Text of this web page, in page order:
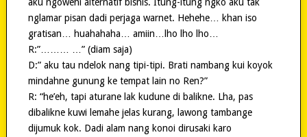
nglamar pisan dadi perjaga warnet. Hehehe… khan iso
gratisan… huahahaha… amiin…lho lho lho…
R:”……… …” (diam saja)
D:” aku tau ndelok nang tipi-tipi. Brati nambang kui koyok
mindahne gunung ke tempat lain no Ren?”
R: “he’eh, tapi aturane lak kudune di balikne. Lha, pas
dibalikne kuwi lemahe jelas kurang, lawong tambange
dijumuk kok. Dadi alam nang konoi dirusaki karo